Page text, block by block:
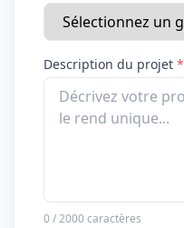
Description du projet *
0 / 2000 caractères